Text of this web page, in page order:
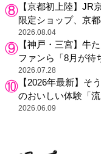
【京都初上陸】JR
限定ショップ、京
2026.08.04
【神戸・三宮】牛
ファンら「8月が待
2026.07.28
【2026年最新】そ
のおいしい体験「
2026.06.09